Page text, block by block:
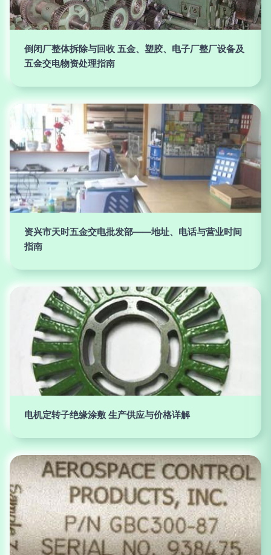
倒闭厂整体拆除与回收 五金、塑胶、电子厂整厂设备及
五金交电物资处理指南
资兴市天时五金交电批发部——地址、电话与营业时间
指南
电机定转子绝缘涂敷 生产供应与价格详解